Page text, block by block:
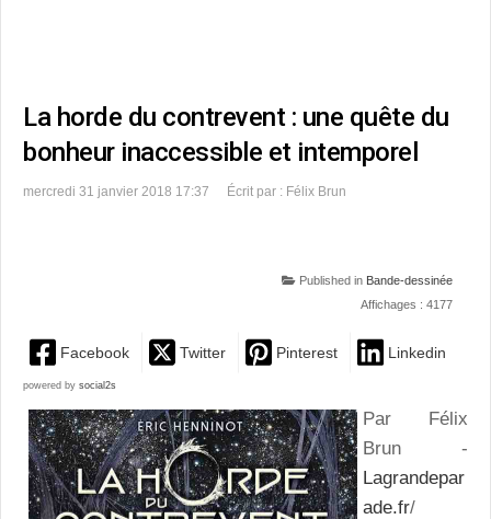
La horde du contrevent : une quête du
bonheur inaccessible et intemporel
mercredi 31 janvier 2018 17:37 Écrit par : Félix Brun
Published in Bande-dessinée
Affichages : 4177
Facebook Twitter Pinterest Linkedin
powered by social2s
Par Félix
Brun -
Lagrandepar
ade.fr/